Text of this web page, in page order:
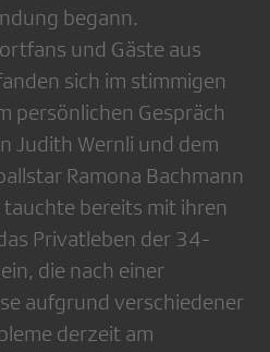
begann.
und Gäste aus
sich im stimmigen
persönlichen Gespräch
Judith Wernli und dem
Ramona Bachmann
bereits mit ihren
Privatleben der 34-
die nach einer
aufgrund verschiedener
derzeit am